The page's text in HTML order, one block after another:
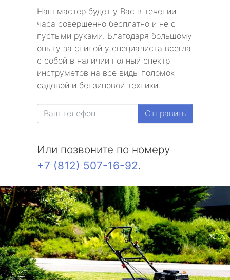
Наш мастер будет у Вас в течении
часа совершенно бесплатно и не с
пустыми руками. Благодаря большому
опыту за спиной у специалиста всегда
с собой в наличии полный спектр
инструметов на все виды поломок
садовой и бензиновой техники.
Отправить
Или позвоните по номеру
+7 (812) 507-16-92.